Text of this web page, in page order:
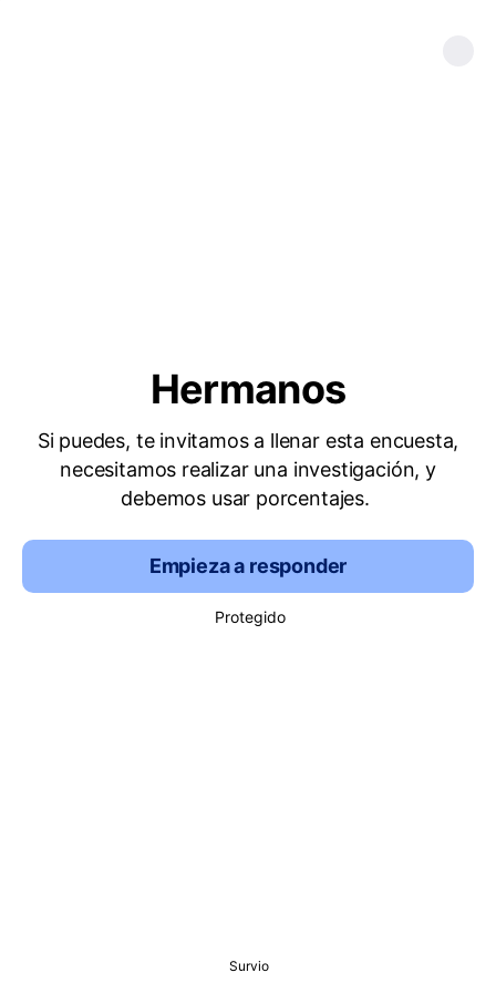
Hermanos
Si puedes, te invitamos a llenar esta encuesta,
necesitamos realizar una investigación, y
debemos usar porcentajes.
Empieza a responder
Protegido
Survio